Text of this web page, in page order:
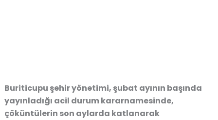
Buriticupu şehir yönetimi, şubat ayının başında
yayınladığı acil durum kararnamesinde,
çöküntülerin son aylarda katlanarak